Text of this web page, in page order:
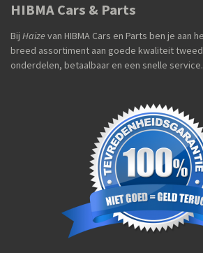
HIBMA Cars & Parts
Bij Haizevan HIBMA Cars en Parts ben je aan
breed assortiment aan goede kwaliteit
onderdelen, betaalbaar en een snelle service.